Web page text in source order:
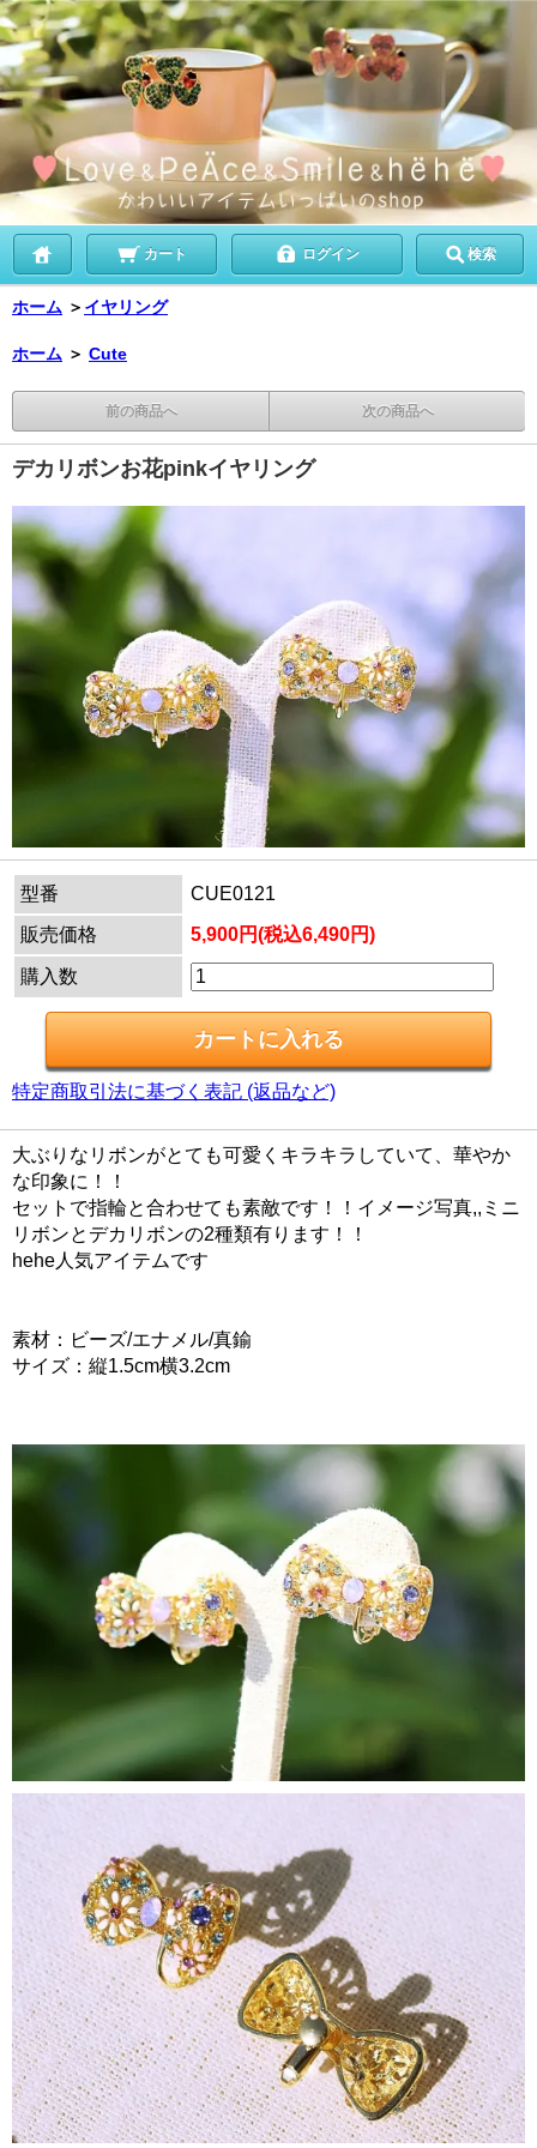
カート ログイン 検索
ホーム ＞ イヤリング
ホーム ＞ Cute
前の商品へ 次の商品へ
デカリボンお花pinkイヤリング
型番
CUE0121
販売価格
5,900円(税込6,490円)
購入数
特定商取引法に基づく表記 (返品など)
大ぶりなリボンがとても可愛くキラキラしていて、華やか
な印象に！！
セットで指輪と合わせても素敵です！！イメージ写真,,ミニ
リボンとデカリボンの2種類有ります！！
hehe人気アイテムです
素材：ビーズ/エナメル/真鍮
サイズ：縦1.5cm横3.2cm